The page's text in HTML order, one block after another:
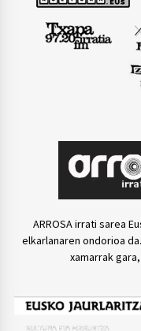
ARROSA irrati sarea
elkarlanaren ondorioa
xamarrak